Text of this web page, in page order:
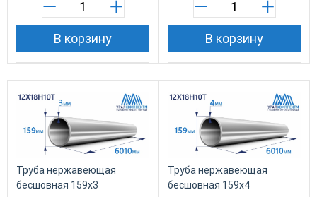
В корзину В корзину
Труба нержавеющая
бесшовная 159х3
Труба нержавеющая
бесшовная 159х4